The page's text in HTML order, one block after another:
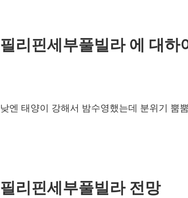
필리핀세부풀빌라 에 대하
낮엔 태양이 강해서 밤수영했는데 분위기 뿜
필리핀세부풀빌라 전망